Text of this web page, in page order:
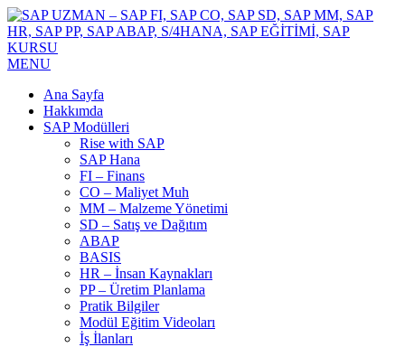
MENU
Ana Sayfa
Hakkımda
SAP Modülleri
Rise with SAP
SAP Hana
FI – Finans
CO – Maliyet Muh
MM – Malzeme Yönetimi
SD – Satış ve Dağıtım
ABAP
BASIS
HR – İnsan Kaynakları
PP – Üretim Planlama
Pratik Bilgiler
Modül Eğitim Videoları
İş İlanları